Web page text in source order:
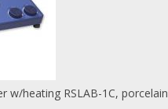
w/heating RSLAB-1C, porcelain